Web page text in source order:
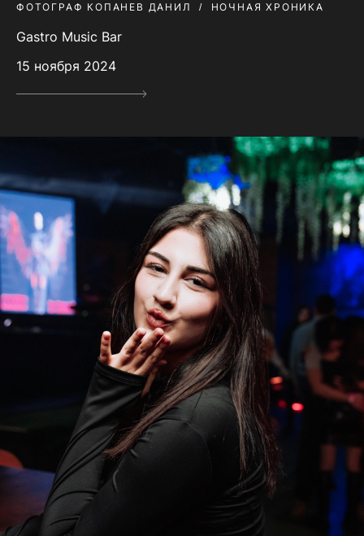
ФОТОГРАФ КОПАНЕВ ДАНИЛ НОЧНАЯ ХРОНИКА
Gastro Music Bar
15 ноября 2024